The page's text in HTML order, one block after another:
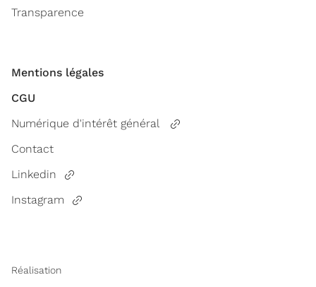
Transparence
Mentions légales
CGU
Numérique d'intérêt général
Contact
Linkedin
Instagram
Réalisation